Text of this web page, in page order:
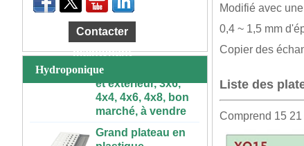
Contacter
maintenant
Hydroponique
culture
hydroponique
roulante en
4x4, 4x6, 4x8, bon
marché, à vendre
Grand plateau en
plastique
hydroponique noir
Modifié avec
0,4 ~ 1,5 mm
Copier des
Liste des
Comprend 15